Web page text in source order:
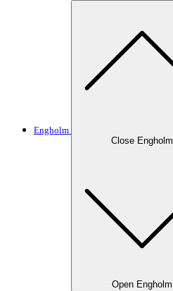
Engholm
Close Engholm
Open Engholm